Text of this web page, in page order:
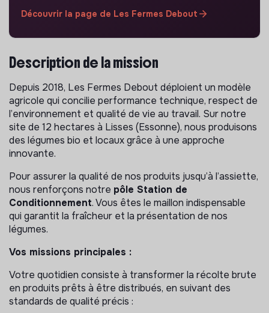
Découvrir la page de Les Fermes Debout
Description de la mission
Depuis 2018, Les Fermes Debout déploient un modèle
agricole qui concilie performance technique, respect de
l’environnement et qualité de vie au travail. Sur notre
site de 12 hectares à Lisses (Essonne), nous produisons
des légumes bio et locaux grâce à une approche
innovante.
Pour assurer la qualité de nos produits jusqu’à l’assiette,
nous renforçons notre pôle Station de
Conditionnement. Vous êtes le maillon indispensable
qui garantit la fraîcheur et la présentation de nos
légumes.
Vos missions principales :
Votre quotidien consiste à transformer la récolte brute
en produits prêts à être distribués, en suivant des
standards de qualité précis :